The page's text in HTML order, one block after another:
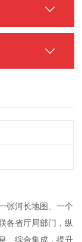
张河长地图、一个
各省厅局部门，纵
、综合集成，提升